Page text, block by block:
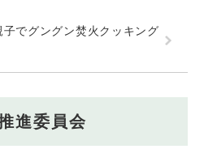
子でグングン焚火クッキング
進委員会